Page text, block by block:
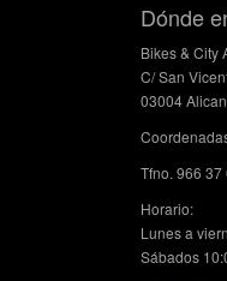
Dónde
Bikes & City
C/ San
03004
Tfno. 966 37
Horario:
Lunes a
Sábados